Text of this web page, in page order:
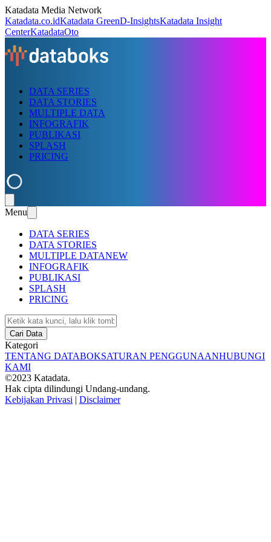
Katadata Media Network
Katadata.co.idKatadata GreenD-InsightsKatadata Insight
CenterKatadataOto
DATA SERIES
DATA STORIES
MULTIPLE DATA
INFOGRAFIK
PUBLIKASI
SPLASH
PRICING
Menu
DATA SERIES
DATA STORIES
MULTIPLE DATANEW
INFOGRAFIK
PUBLIKASI
SPLASH
PRICING
Cari Data
Kategori
TENTANG DATABOKSATURAN PENGGUNAANHUBUNGI
KAMI
©2023 Katadata.
Hak cipta dilindungi Undang-undang.
Kebijakan Privasi | Disclaimer